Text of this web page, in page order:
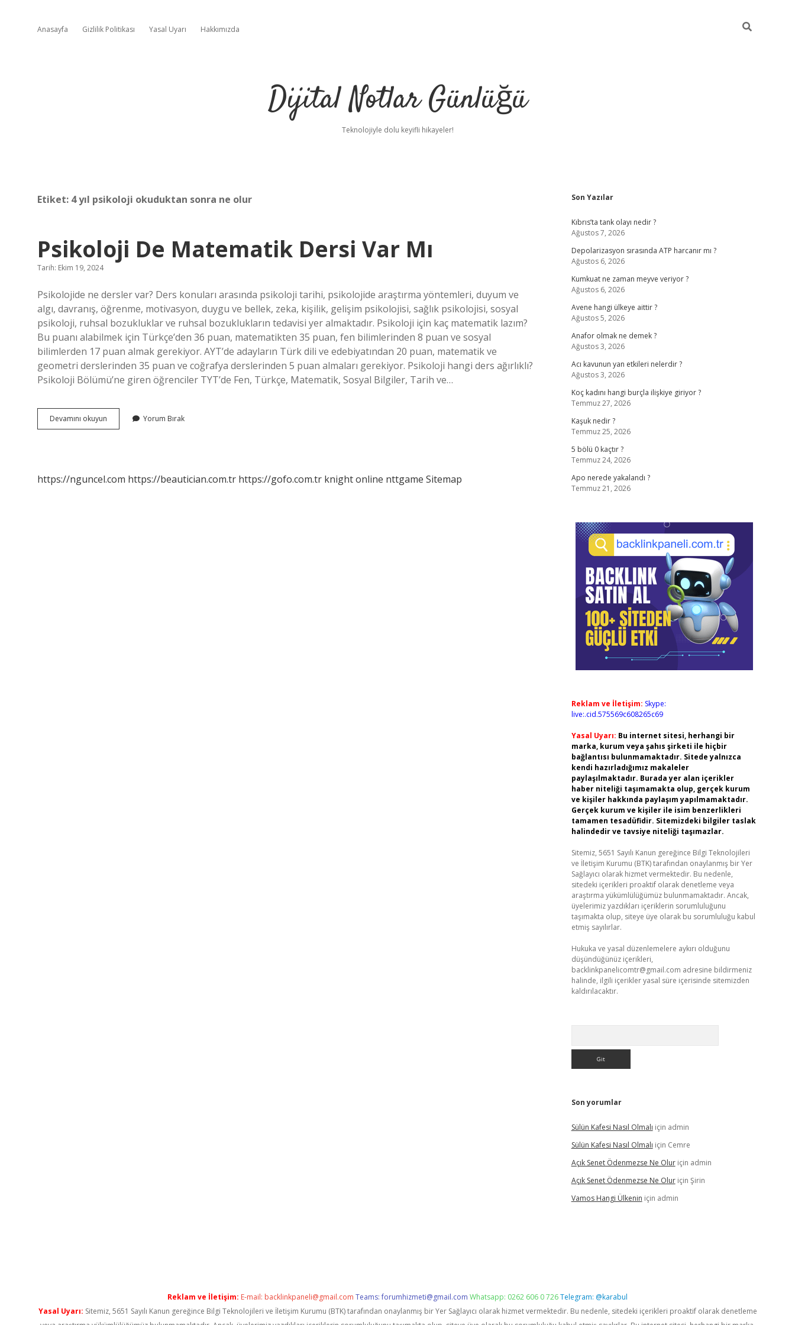
Anasayfa Gizlilik Politikası Yasal Uyarı Hakkımızda
Dijital Notlar Günlüğü
Teknolojiyle dolu keyifli hikayeler!
Etiket: 4 yıl psikoloji okuduktan sonra ne olur
Psikoloji De Matematik Dersi Var Mı
Tarih: Ekim 19, 2024
Psikolojide ne dersler var? Ders konuları arasında psikoloji tarihi, psikolojide araştırma yöntemleri, duyum ve
algı, davranış, öğrenme, motivasyon, duygu ve bellek, zeka, kişilik, gelişim psikolojisi, sağlık psikolojisi, sosyal
psikoloji, ruhsal bozukluklar ve ruhsal bozuklukların tedavisi yer almaktadır. Psikoloji için kaç matematik lazım?
Bu puanı alabilmek için Türkçe’den 36 puan, matematikten 35 puan, fen bilimlerinden 8 puan ve sosyal
bilimlerden 17 puan almak gerekiyor. AYT’de adayların Türk dili ve edebiyatından 20 puan, matematik ve
geometri derslerinden 35 puan ve coğrafya derslerinden 5 puan almaları gerekiyor. Psikoloji hangi ders ağırlıklı?
Psikoloji Bölümü’ne giren öğrenciler TYT’de Fen, Türkçe, Matematik, Sosyal Bilgiler, Tarih ve…
Devamını okuyun Psikoloji
De
Yorum Bırak
https://nguncel.com https://beautician.com.tr https://gofo.com.tr knight online nttgame Sitemap
Sidebar
Son Yazılar
Kıbrıs’ta tank olayı nedir ?
Ağustos 7, 2026
Depolarizasyon sırasında ATP harcanır mı ?
Ağustos 6, 2026
Kumkuat ne zaman meyve veriyor ?
Ağustos 6, 2026
Avene hangi ülkeye aittir ?
Ağustos 5, 2026
Anafor olmak ne demek ?
Ağustos 3, 2026
Acı kavunun yan etkileri nelerdir ?
Ağustos 3, 2026
Koç kadını hangi burçla ilişkiye giriyor ?
Temmuz 27, 2026
Kaşuk nedir ?
Temmuz 25, 2026
5 bölü 0 kaçtır ?
Temmuz 24, 2026
Apo nerede yakalandı ?
Temmuz 21, 2026
Reklam ve İletişim: Skype:
live:.cid.575569c608265c69
Yasal Uyarı: Bu internet sitesi, herhangi bir
marka, kurum veya şahıs şirketi ile hiçbir
bağlantısı bulunmamaktadır. Sitede yalnızca
kendi hazırladığımız makaleler
paylaşılmaktadır. Burada yer alan içerikler
haber niteliği taşımamakta olup, gerçek kurum
ve kişiler hakkında paylaşım yapılmamaktadır.
Gerçek kurum ve kişiler ile isim benzerlikleri
tamamen tesadüfidir. Sitemizdeki bilgiler taslak
halindedir ve tavsiye niteliği taşımazlar.
Sitemiz, 5651 Sayılı Kanun gereğince Bilgi Teknolojileri
ve İletişim Kurumu (BTK) tarafından onaylanmış bir Yer
Sağlayıcı olarak hizmet vermektedir. Bu nedenle,
sitedeki içerikleri proaktif olarak denetleme veya
araştırma yükümlülüğümüz bulunmamaktadır. Ancak,
üyelerimiz yazdıkları içeriklerin sorumluluğunu
taşımakta olup, siteye üye olarak bu sorumluluğu kabul
etmiş sayılırlar.
Hukuka ve yasal düzenlemelere aykırı olduğunu
düşündüğünüz içerikleri,
backlinkpanelicomtr@gmail.com adresine bildirmeniz
halinde, ilgili içerikler yasal süre içerisinde sitemizden
kaldırılacaktır.
Son yorumlar
Sülün Kafesi Nasıl Olmalı için admin
Sülün Kafesi Nasıl Olmalı için Cemre
Açık Senet Ödenmezse Ne Oluriçin admin
Açık Senet Ödenmezse Ne Oluriçin Şirin
Vamos Hangi Ülkenin için admin
Reklam ve İletişim: E-mail: backlinkpaneli@gmail.com Teams:forumhizmeti@gmail.com Whatsapp: 0262 606 0 726Telegram: @karabul
Yasal Uyarı: Sitemiz, 5651 Sayılı Kanun gereğince Bilgi Teknolojileri ve İletişim Kurumu (BTK) tarafından onaylanmış bir Yer Sağlayıcı olarak hizmet vermektedir. Bu nedenle, sitedeki içerikleri proaktif olarak denetleme